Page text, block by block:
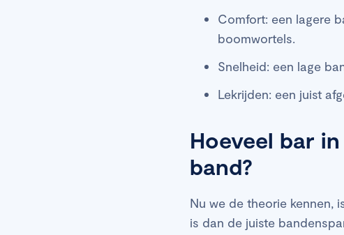
Comfort: een lagere
boomwortels.
Snelheid: een lage
Lekrijden: een juist
Hoeveel bar
band?
Nu we de theorie kennen,
is dan de juiste